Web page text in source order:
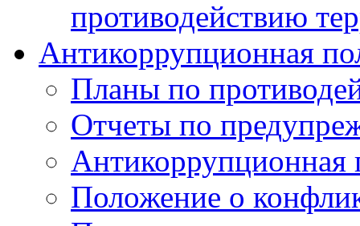
противодействию
Антикоррупционная
Планы по
Отчеты по
Антикоррупционная
Положение о